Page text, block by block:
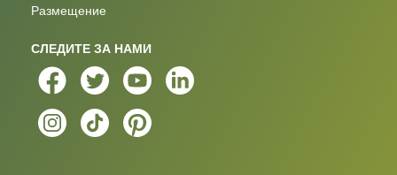
Размещение
СЛЕДИТЕ ЗА НАМИ